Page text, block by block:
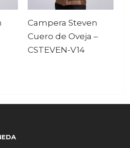
Campera Steven
Cuero de Oveja –
CSTEVEN-V14